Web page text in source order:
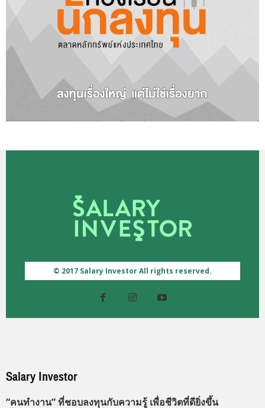
© 2017 Salary Investor All rights reserved.
Salary Investor
“คนทำงาน” ที่ชอบลงทุนกับความรู้ เพื่อชีวิตที่ดียิ่งขึ้น